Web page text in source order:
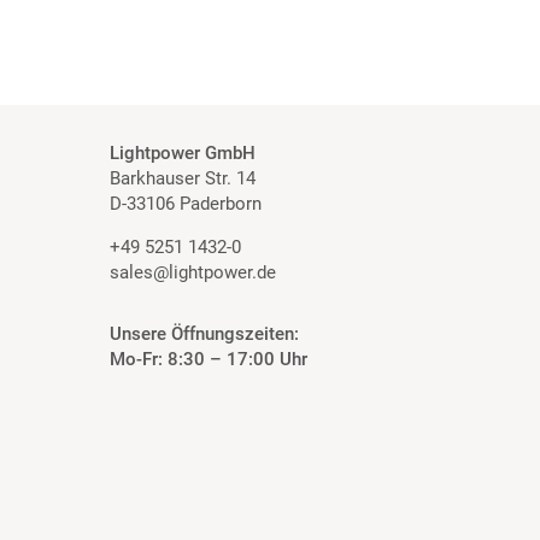
Lightpower GmbH
Barkhauser Str. 14
D-33106 Paderborn
+49 5251 1432-0
sales@lightpower.de
Unsere Öffnungszeiten:
Mo-Fr: 8:30 – 17:00 Uhr